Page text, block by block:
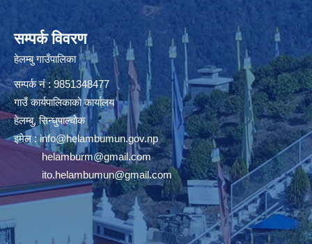
सम्पर्क विवरण
हेलम्बु गाउँपालिका
सम्पर्क नं : 9851348477
गाउँ कार्यपालिकाको कार्यालय
हेलम्बु, सिन्धुपाल्चोक
इमेल :info@helambumun.gov.np
helamburm@gmail.com
ito.helambumun@gmail.com